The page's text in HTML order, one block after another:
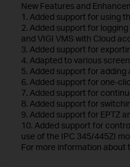
New Features and
1. Added support for using
2. Added support for
and VIGI VMS with Cloud
3. Added support for
4. Adapted to various
5. Added support for adding
6. Added support for one-
7. Added support for
8. Added support for
9. Added support for EPTZ
10. Added support for
use of the IPC 345/445ZI
For more information about